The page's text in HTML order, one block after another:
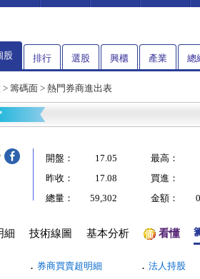
股 排行 選股 興櫃 產業 總
> 籌碼面 > 熱門券商進出表
開盤： 17.05
最高：
昨收：
17.08
買進：
總量：
59,302 金額：
細 技術線圖 基本分析 看懂
． 券商買賣超明細 ． 法人持股